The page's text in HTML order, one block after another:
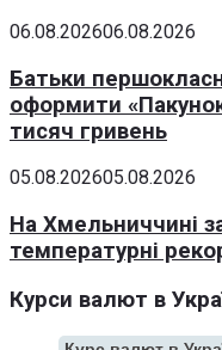
06.08.202606.08.2026
Батьки
оформити
тисяч гривень
05.08.202605.08.2026
На Хмельниччині
температурні
Курси валют в